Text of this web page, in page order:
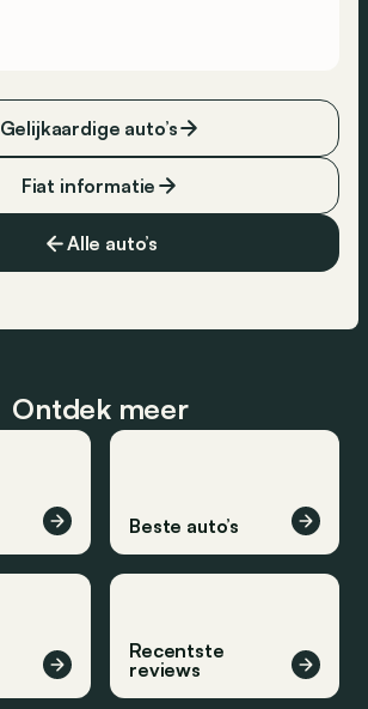
Alle auto’s
Fiat informatie
Gelijkaardige auto’s
Ontdek meer
Beste auto’s
Recentste
reviews